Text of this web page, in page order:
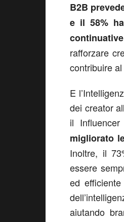
B2B
e il 58%
continuative
rafforzare
contribuire
E
dei creator
il
migliorato
Inoltre, il
essere
ed
aiutando